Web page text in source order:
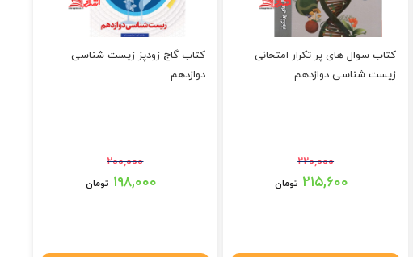
کتاب سوال های پر تکرار امتحانی
زیست شناسی دوازدهم
۲۲۰,۰۰۰
قیمت اصلی: ۲۲۰,۰۰۰ تومان بود.۲۱۵,۶۰۰ تومان
کتاب گاج زودپز زیست شناسی
دوازدهم
۲۰۰,۰۰۰
قیمت اصلی: ۲۰۰,۰۰۰ تومان بود.۱۹۸,۰۰۰ تومان